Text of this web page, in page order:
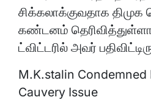
சிக்கலாக்குவதாக
கண்டனம்
ட்விட்டரில் அவர்
M.K.stalin Condemned
Cauvery Issue